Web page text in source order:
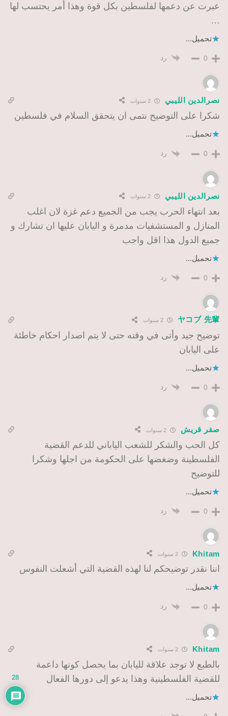
عبرت عن دعمها لفلسطين بكل قوة وهذا أمر يحتسب لها
…
تحميل...
0 رد
نصرالدين الليبي 2 سنوات
شكرا على التوضيح نتمى ان يتحقق السلام في فلسطين
تحميل...
0 رد
نصرالدين الليبي 2 سنوات
بعد انتهاء الحرب يجب من الجميع دعم غزة لان اغلب
المنازل و المستشفيات مدمرة و اليابان عليها ان تشارك و
جميع الدول هذا اقل واجب
تحميل...
0 رد
ヤコブ 先輩 2 سنوات
توضيح جيد وأتى في وقته حتى لا يتم اصدار احكام خاطئة
على اليابان
تحميل...
0 رد
صقر قريش
كل الحب والشكر للشعب الياباني للدعم القضية
الفلسطينة وضغضها على الحكومة من اجلها وشكرا
للتوضيح
تحميل...
0 رد
Khitam 2 سنوات
اننا نقدر توضيحكم لنا لهذه القضية التي أشعلت النفوس
تحميل...
0 رد
Khitam 2 سنوات
بالطبع لا توجد علاقة لليابان بما يحصل كونها داعمة
للقضية الفلسطينية وهذا يدعو إلى دورها الفعال
تحميل...
28